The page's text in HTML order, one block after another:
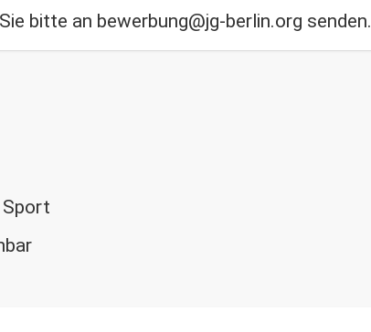
bitte an bewerbung@jg-berlin.org senden.
Sport